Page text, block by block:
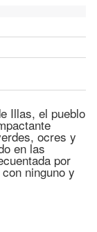
Illas, el pueblo
ocres y
en las
por
ninguno y